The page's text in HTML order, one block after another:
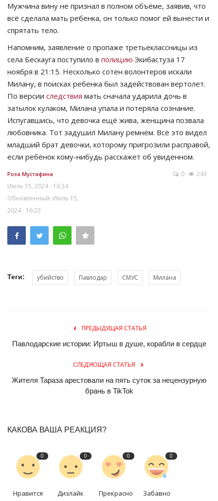
Мужчина вину не признал в полном объёме, заявив, что
всё сделала мать ребенка, он только помог ей вынести и
спрятать тело.
Напомним, заявление о пропаже третьеклассницы из
села Бескауга поступило в полицию Экибастуза 17
ноября в 21:15. Несколько сотен волонтеров искали
Милану, в поисках ребенка был задействован вертолет.
По версии следствия мать сначала ударила дочь в
затылок кулаком, Милана упала и потеряла сознание.
Испугавшись, что девочка ещё жива, женщина позвала
любовника. Тот задушил Милану ремнём. Всё это видел
младший брат девочки, которому пригрозили расправой,
если ребёнок кому-нибудь расскажет об увиденном.
Роза Мустафина
Июль 15, 2024 - 16:34
Обновленный: Июль 15,
2024 - 16:23
0 243
Теги: убийство Павлодар СМУС Милана
ПРЕДЫДУЩАЯ СТАТЬЯ
Павлодарские истории: Иртыш в душе, корабли в сердце
СЛЕДУЮЩАЯ СТАТЬЯ
Жителя Тараза арестовали на пять суток за нецензурную
брань в TikTok
КАКОВА ВАША РЕАКЦИЯ?
0
Нравится
0
Дизлайк
0
Прекрасно
0
Забавно